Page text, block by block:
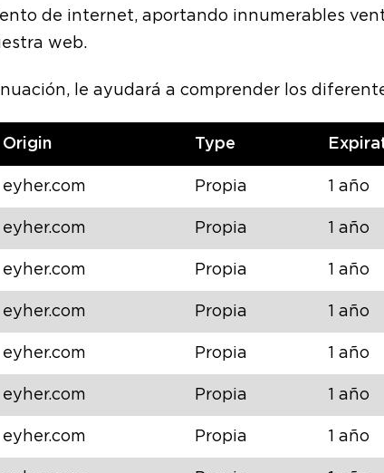
de internet, aportando innumerables
web.
le ayudará a comprender los
Origin Type
eyher.com Propia 1 año
eyher.com Propia 1 año
eyher.com Propia 1 año
eyher.com Propia 1 año
eyher.com Propia 1 año
eyher.com Propia 1 año
eyher.com Propia 1 año